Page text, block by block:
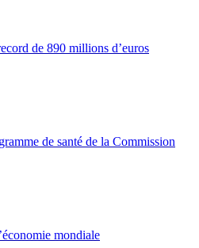
de 890 millions d’euros
de santé de la Commission
mondiale